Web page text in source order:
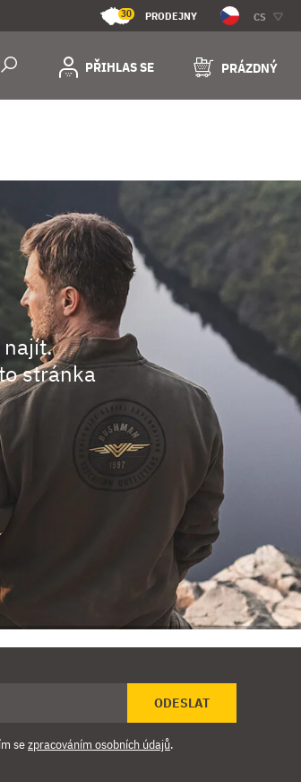
30 PRODEJNY CS
PŘIHLAS SE PRÁZDNÝ
najít.
stránka
ODESLAT
sezpracováním osobních údajů.